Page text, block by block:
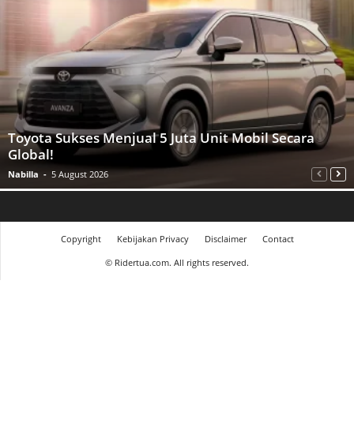
Toyota Sukses Menjual 5 Juta Unit Mobil Secara
Global!
Nabilla - 5 August 2026
Copyright Kebijakan Privacy Disclaimer
Contact
© Ridertua.com. All rights reserved.